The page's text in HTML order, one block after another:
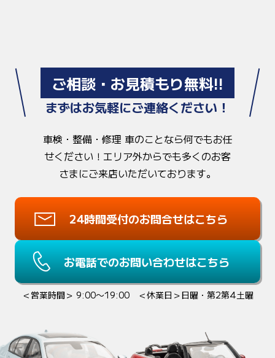
ご相談・お見積もり無料!!
まずはお気軽にご連絡ください！
車検・整備・修理 車のことなら何でもお任
せください！ エリア外からでも多くのお客
さまにご来店いただいております。
24時間受付のお問合せはこちら
お電話でのお問い合わせはこちら
＜営業時間＞ 9:00〜19:00 ＜休業日＞日曜・第2第4土曜